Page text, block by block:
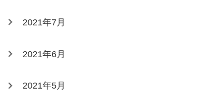
2021年7月
2021年6月
2021年5月